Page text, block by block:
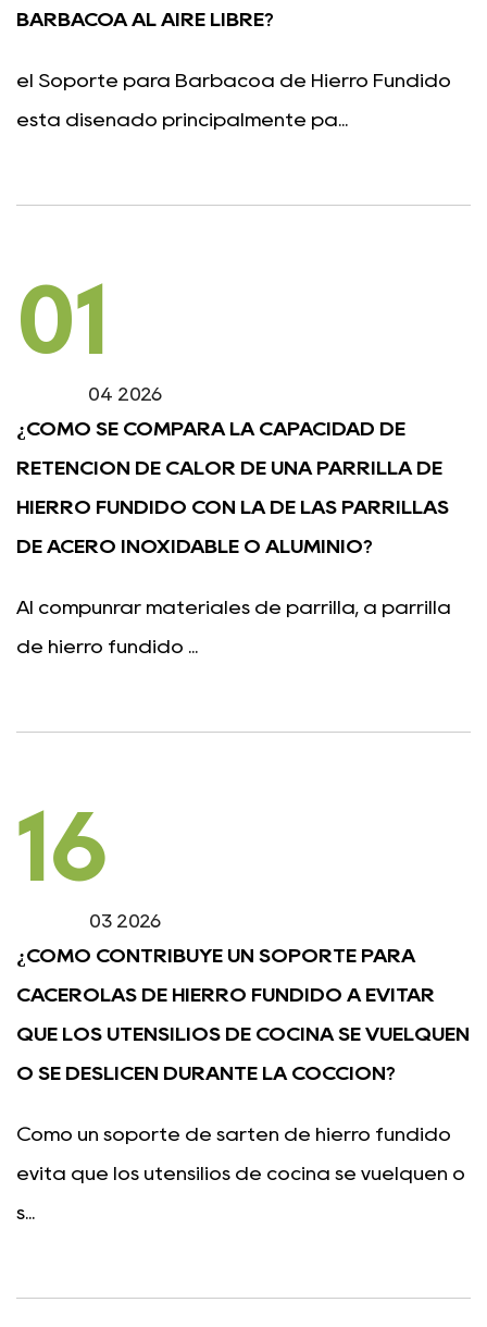
BARBACOA AL AIRE LIBRE?
el Soporte para Barbacoa de Hierro Fundido
está diseñado principalmente pa...
01
04 2026
¿CÓMO SE COMPARA LA CAPACIDAD DE
RETENCIÓN DE CALOR DE UNA PARRILLA DE
HIERRO FUNDIDO CON LA DE LAS PARRILLAS
DE ACERO INOXIDABLE O ALUMINIO?
Al compunrar materiales de parrilla, a parrilla
de hierro fundido ...
16
03 2026
¿CÓMO CONTRIBUYE UN SOPORTE PARA
CACEROLAS DE HIERRO FUNDIDO A EVITAR
QUE LOS UTENSILIOS DE COCINA SE VUELQUEN
O SE DESLICEN DURANTE LA COCCIÓN?
Cómo un soporte de sartén de hierro fundido
evita que los utensilios de cocina se vuelquen o
s...